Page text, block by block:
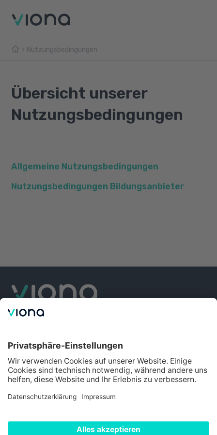
Nutzungsbedingungen
Übersicht unserer
Nutzungsbedingungen
Allgemeine Nutzungsbedingungen
Nutzungsbedingungen Bildungsanbieter
Rechtliches
Datenschutz
Impressum
Nutzungsbedingungen